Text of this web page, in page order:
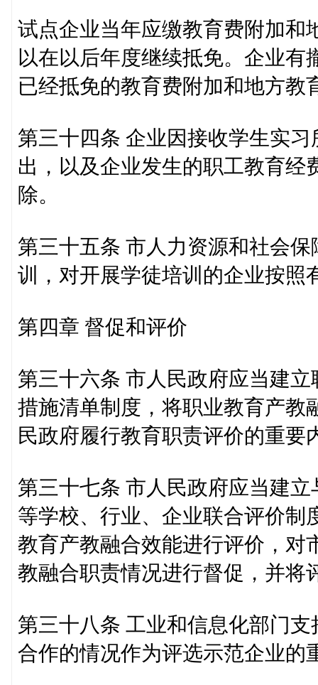
试点企业当年应缴教育费附加和
以在以后年度继续抵免。企业
已经抵免的教育费附加和地方教
第三十四条 企业因接收学生实
出，以及企业发生的职工教育经
除。
第三十五条 市人力资源和社会
训，对开展学徒培训的企业按照
第四章 督促和评价
第三十六条 市人民政府应当建
措施清单制度，将职业教育产教
民政府履行教育职责评价的重要
第三十七条 市人民政府应当建
等学校、行业、企业联合评价制
教育产教融合效能进行评价，对
教融合职责情况进行督促，并将
第三十八条 工业和信息化部门
合作的情况作为评选示范企业的